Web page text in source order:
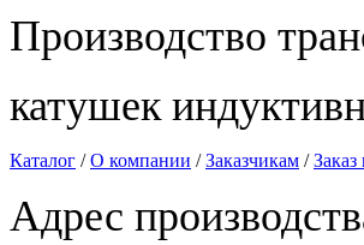
Производство
катушек
Каталог /О компании /Заказчикам /Заказ
Адрес